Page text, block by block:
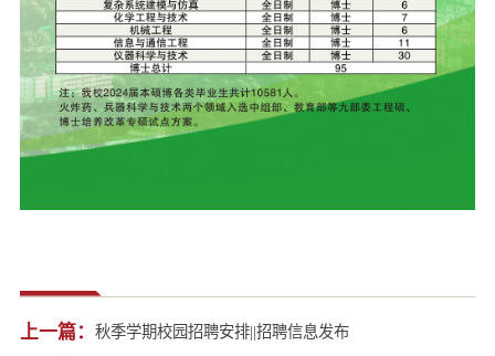
上一篇： 秋季学期校园招聘安排||招聘信息发布